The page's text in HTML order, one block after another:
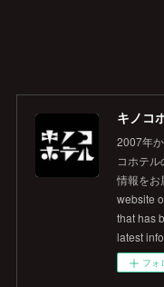
キノコ
2007年
コホテ
情報をお
website
that has
latest
フォ